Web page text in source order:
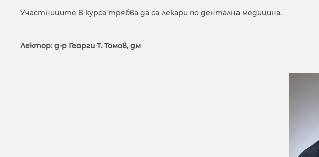
Участниците в курса трябва да са лекари по дентална медицина.
Лектор: д-р Георги Т. Томов, дм